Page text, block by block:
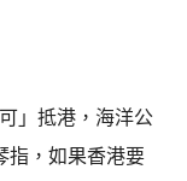
」抵港，海洋公
指，如果香港要